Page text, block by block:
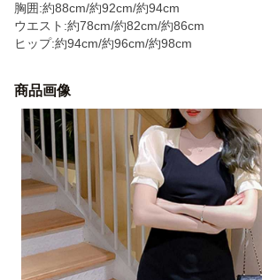
胸囲:約88cm/約92cm/約94cm
ウエスト:約78cm/約82cm/約86cm
ヒップ:約94cm/約96cm/約98cm
商品画像